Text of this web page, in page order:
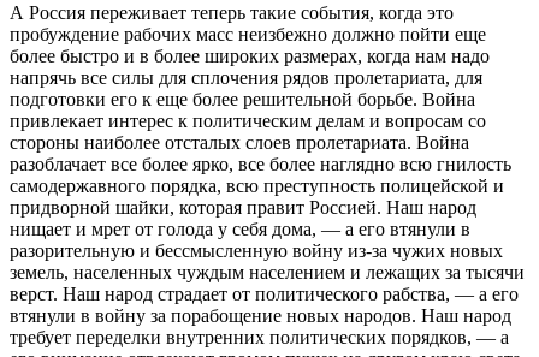
А Россия переживает теперь такие события, когда это
пробуждение рабочих масс неизбежно должно пойти еще
более быстро и в более широких размерах, когда нам надо
напрячь все силы для сплочения рядов пролетариата, для
подготовки его к еще более решительной борьбе. Война
привлекает интерес к политическим делам и вопросам со
стороны наиболее отсталых слоев пролетариата. Война
разоблачает все более ярко, все более наглядно всю гнилость
самодержавного порядка, всю преступность полицейской и
придворной шайки, которая правит Россией. Наш народ
нищает и мрет от голода у себя дома, — а его втянули в
разорительную и бессмысленную войну из-за чужих новых
земель, населенных чуждым населением и лежащих за тысячи
верст. Наш народ страдает от политического рабства, — а его
втянули в войну за порабощение новых народов. Наш народ
требует переделки внутренних политических порядков, — а